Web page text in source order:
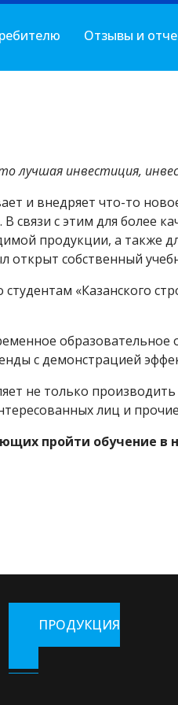
Отзывы и
лучшая инвестиция,
и внедряет что-то
связи с этим для более
продукции, а также
открыт собственный
«Казанского
с демонстрацией
не только
лиц и
пройти обучение в
ПРОДУКЦИЯ